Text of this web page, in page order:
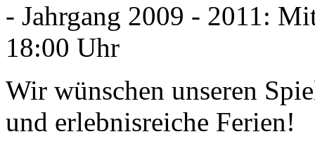
- Jahrgang 2009 - 2011:
18:00 Uhr
Wir wünschen unseren
und erlebnisreiche Ferien!